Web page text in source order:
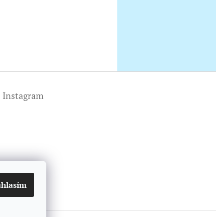
Instagram